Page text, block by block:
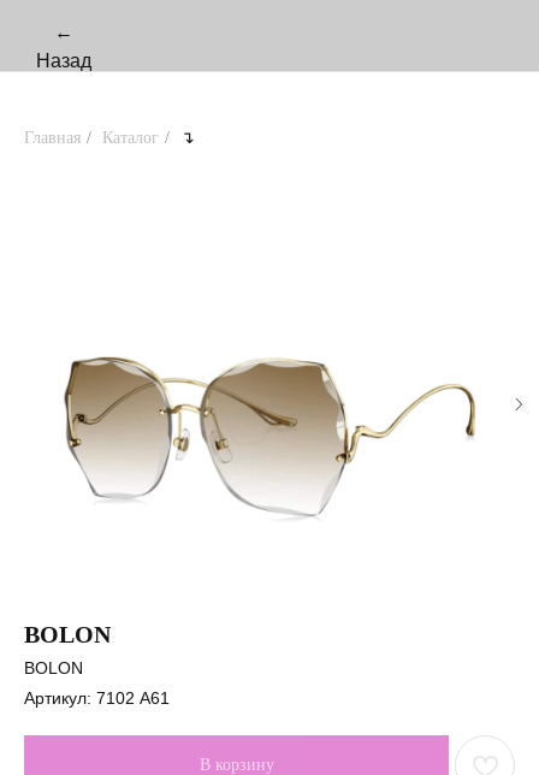
←
Назад
Главная / Каталог / ↴
BOLON
BOLON
Артикул: 7102 A61
В корзину